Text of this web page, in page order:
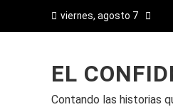
viernes, agosto 7
EL
Contando las historias